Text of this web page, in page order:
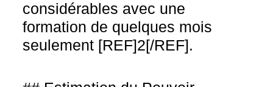
considérables avec une
formation de quelques mois
seulement [REF]2[/REF].